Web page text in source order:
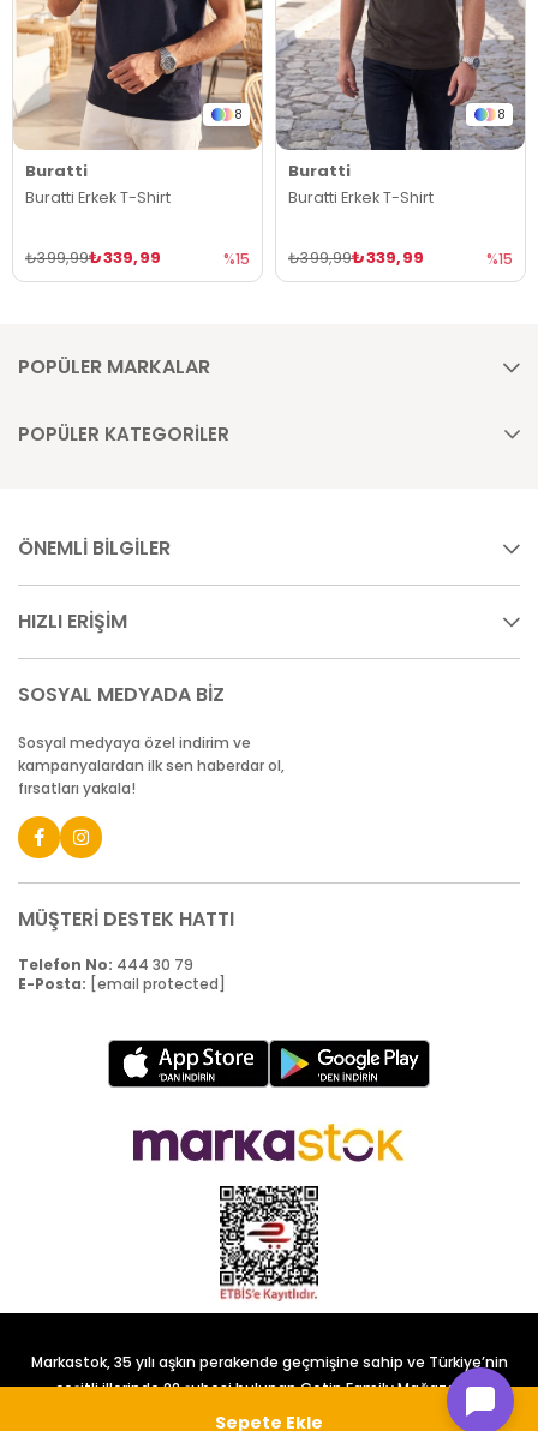
8
Buratti
Buratti Erkek T-Shirt
₺339,99
₺399,99 %15
8
Buratti
Buratti Erkek T-Shirt
₺339,99
₺399,99 %15
POPÜLER MARKALAR
POPÜLER KATEGORİLER
ÖNEMLİ BİLGİLER
HIZLI ERİŞİM
SOSYAL MEDYADA BİZ
Sosyal medyaya özel indirim ve
kampanyalardan ilk sen haberdar ol,
fırsatları yakala!
MÜŞTERİ DESTEK HATTI
Telefon No: 444 30 79
E-Posta: [email protected]
Markastok, 35 yılı aşkın perakende geçmişine sahip ve Türkiye’nin
çeşitli illerinde 22 şubesi bulunan Çetin Family Mağazacılık
tarafından kurulmuştur.